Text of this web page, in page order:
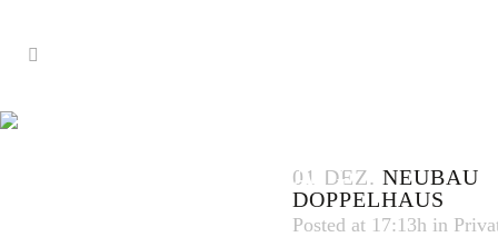
TAG
01 DEZ. NEUBAU
DOPPELHAUS
Posted at 17:13h in